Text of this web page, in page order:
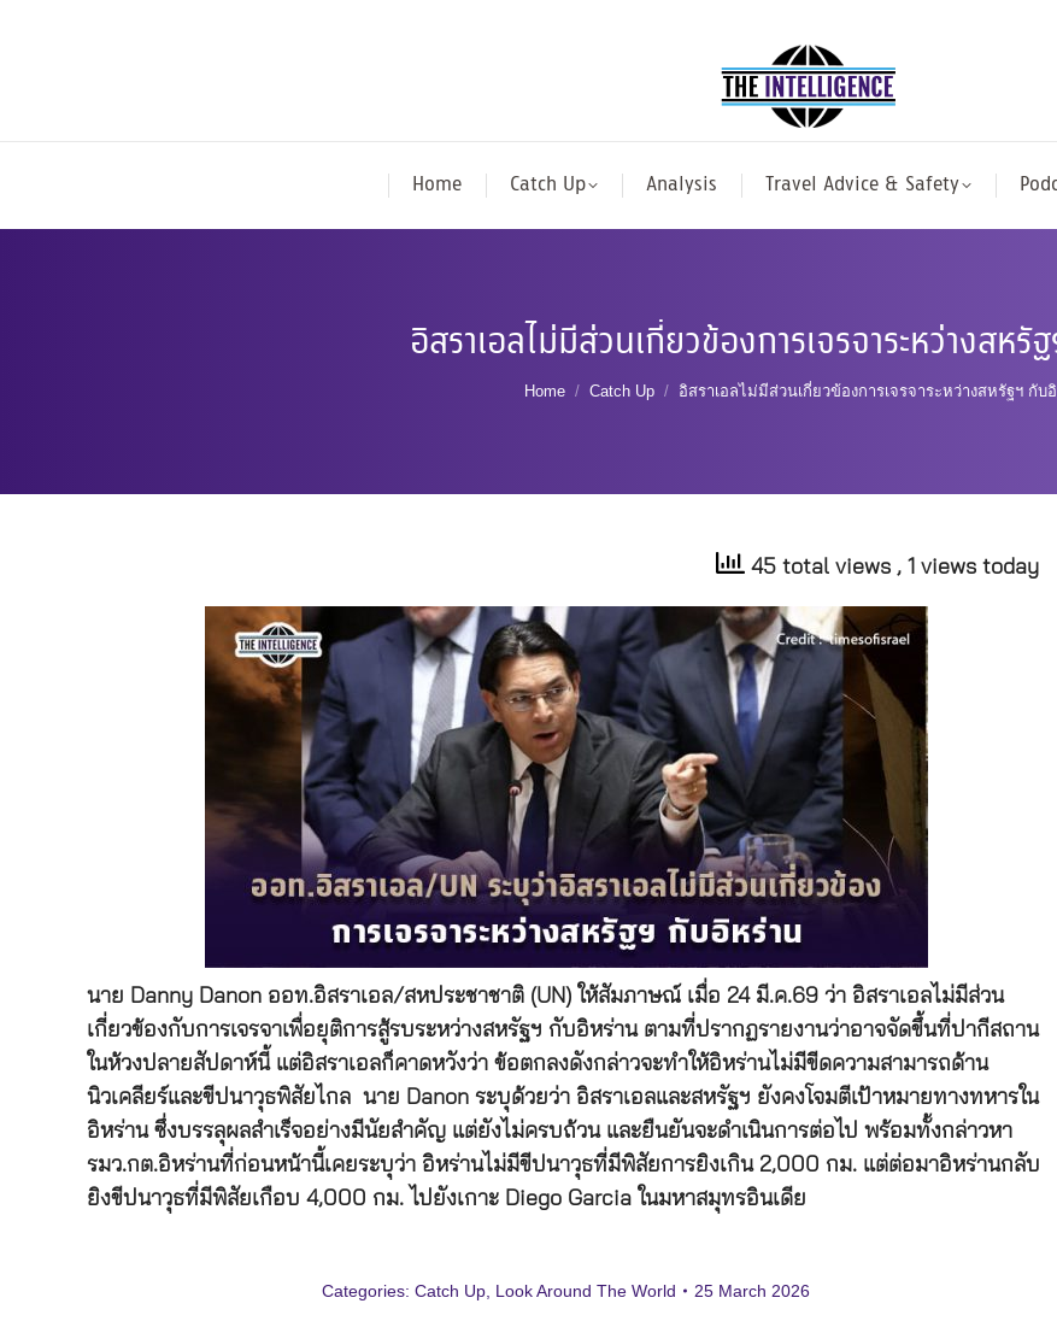
Home Catch Up Analysis Travel Advice & Safety
อิสราเอลไม่มีส่วนเกี่ยวข้องการเจรจาระหว่างสห
You are here:
Home Catch Up อิสราเอลไม่มีส่วนเกี่ยวข้องการเจรจาระหว่างสหรัฐฯ กับ
45 total views , 1 views today
นาย Danny Danon ออท.อิสราเอล/สหประชาชาติ (UN) ให้สัมภาษณ์ เมื่อ 24 มี.ค.69 ว่า อิสราเอลไม่มีส่วน
เกี่ยวข้องกับการเจรจาเพื่อยุติการสู้รบระหว่างสหรัฐฯ กับอิหร่าน ตามที่ปรากฏรายงานว่าอาจจัดขึ้นที่ปากีสถาน
ในห้วงปลายสัปดาห์นี้ แต่อิสราเอลก็คาดหวังว่า ข้อตกลงดังกล่าวจะทำให้อิหร่านไม่มีขีดความสามารถด้าน
นิวเคลียร์และขีปนาวุธพิสัยไกล นาย Danon ระบุด้วยว่า อิสราเอลและสหรัฐฯ ยังคงโจมตีเป้าหมายทางทหารใน
อิหร่าน ซึ่งบรรลุผลสำเร็จอย่างมีนัยสำคัญ แต่ยังไม่ครบถ้วน และยืนยันจะดำเนินการต่อไป พร้อมทั้งกล่าวหา
รมว.กต.อิหร่านที่ก่อนหน้านี้เคยระบุว่า อิหร่านไม่มีขีปนาวุธที่มีพิสัยการยิงเกิน 2,000 กม. แต่ต่อมาอิหร่านกลับ
ยิงขีปนาวุธที่มีพิสัยเกือบ 4,000 กม. ไปยังเกาะ Diego Garcia ในมหาสมุทรอินเดีย
Categories: Catch Up Look Around The World 25 March 2026